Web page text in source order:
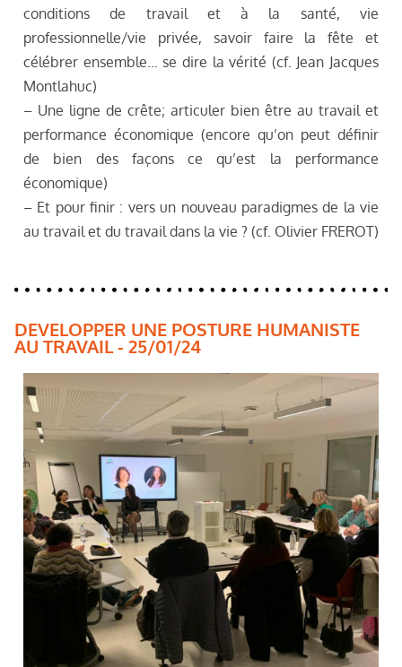
conditions de travail et à la santé, vie
professionnelle/vie privée, savoir faire la fête et
célébrer ensemble… se dire la vérité (cf. Jean Jacques
Montlahuc)
– Une ligne de crête; articuler bien être au travail et
performance économique (encore qu’on peut définir
de bien des façons ce qu’est la performance
économique)
– Et pour finir : vers un nouveau paradigmes de la vie
au travail et du travail dans la vie ? (cf. Olivier FREROT)
DEVELOPPER UNE POSTURE HUMANISTE
AU TRAVAIL - 25/01/24